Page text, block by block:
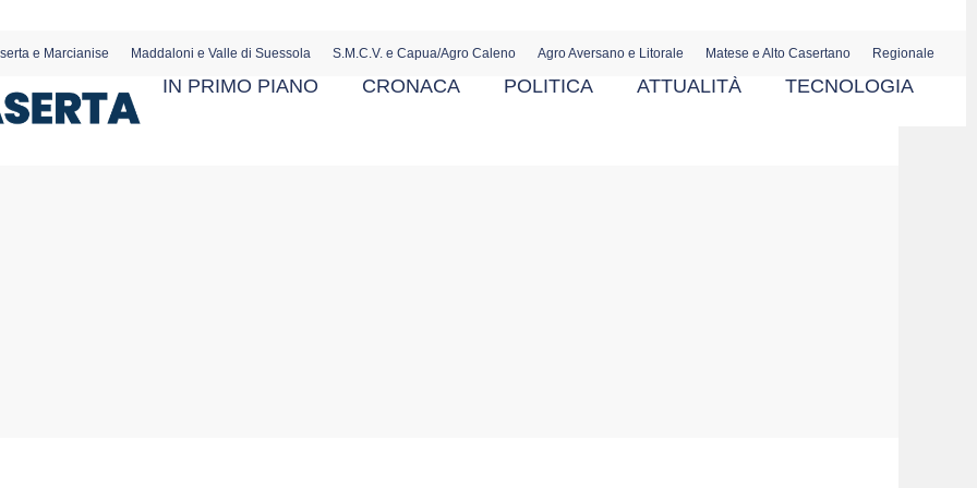
e Marcianise Maddaloni e Valle di Suessola S.M.C.V. e Capua/Agro Caleno Agro Aversano e Litorale Matese e Alto Casertano Regionale
IN PRIMO PIANO CRONACA POLITICA ATTUALITÀ TECNOLOGIA